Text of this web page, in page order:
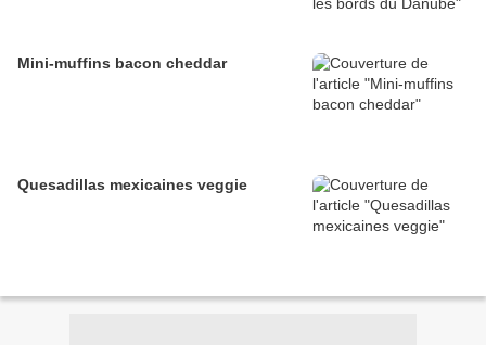
Mini-muffins bacon cheddar
Quesadillas mexicaines veggie